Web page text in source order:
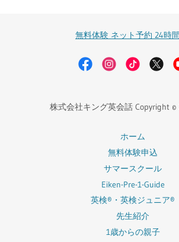
無料体験 ネット予約 24時
株式会社キング英会話 Copyright ©
ホーム
無料体験申込
サマースクール
Eiken-Pre-1-Guide
英検®・英検ジュニア®
先生紹介
1歳からの親子